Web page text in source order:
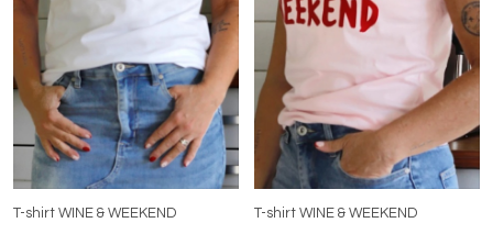
T-shirt WINE & WEEKEND T-shirt WINE & WEEKEND